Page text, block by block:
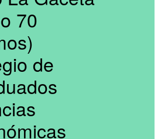
70
de